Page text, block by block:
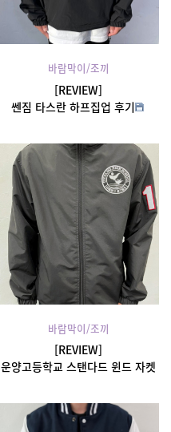
바람막이/조끼
[REVIEW]
쎈짐 타스란 하프집업 후기
바람막이/조끼
[REVIEW]
운양고등학교 스탠다드 윈드 자켓